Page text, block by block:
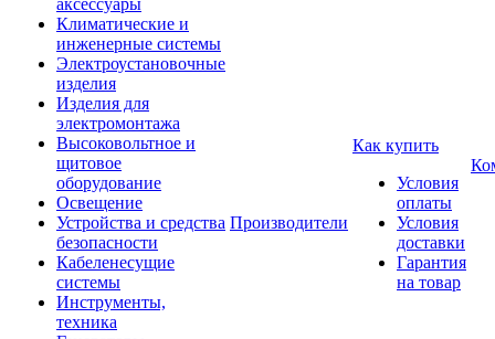
аксессуары
Климатические и
инженерные системы
Электроустановочные
изделия
Изделия для
электромонтажа
Высоковольтное и
щитовое
оборудование
Освещение
Устройства и средства
безопасности
Кабеленесущие
системы
Инструменты,
техника
Производители
Как купить
Условия
оплаты
Условия
доставки
Гарантия
на товар